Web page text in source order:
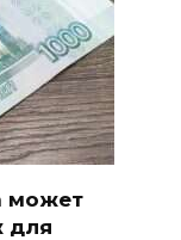
может
для